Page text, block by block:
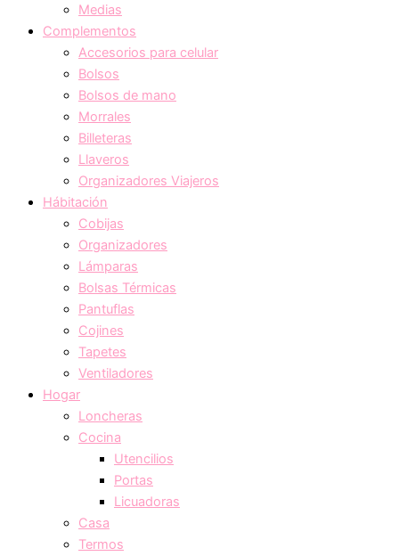
Medias
Complementos
Accesorios para celular
Bolsos
Bolsos de mano
Morrales
Billeteras
Llaveros
Organizadores Viajeros
Hábitación
Cobijas
Organizadores
Lámparas
Bolsas Térmicas
Pantuflas
Cojines
Tapetes
Ventiladores
Hogar
Loncheras
Cocina
Utencilios
Portas
Licuadoras
Casa
Termos